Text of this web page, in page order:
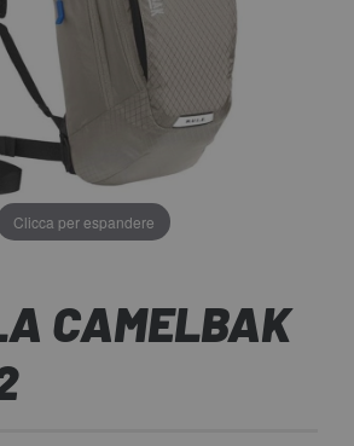
Clicca per espandere
CAMELBAK